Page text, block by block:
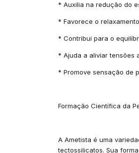
* Auxilia na redução do
* Favorece o
* Contribui para o
* Ajuda a aliviar tensões
* Promove sensação de
Formação Científica da
A Ametista é uma
tectossilicatos. Sua